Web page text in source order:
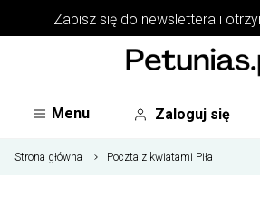
Zapisz się do newsletterai
Menu Zaloguj się
Strona główna Poczta z kwiatami Piła